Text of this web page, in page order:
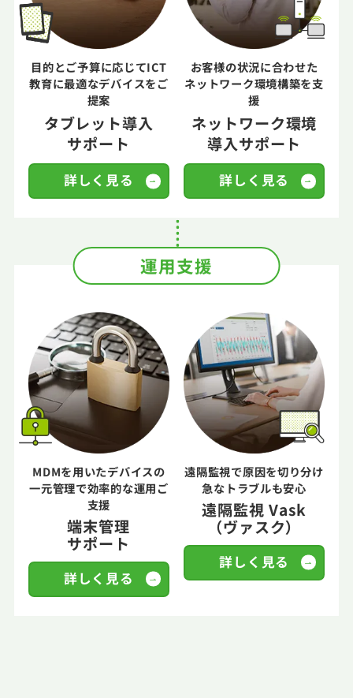
目的とご予算に応じてICT
教育に最適なデバイスをご
提案
タブレット導入
サポート
詳しく見る
お客様の状況に合わせた
ネットワーク環境構築を支
援
ネットワーク環境
導入サポート
詳しく見る
運用支援
MDMを用いたデバイスの
一元管理で効率的な運用ご
支援
端末管理
サポート
詳しく見る
遠隔監視で原因を切り分け
急なトラブルも安心
遠隔監視 Vask
（ヴァスク）
詳しく見る